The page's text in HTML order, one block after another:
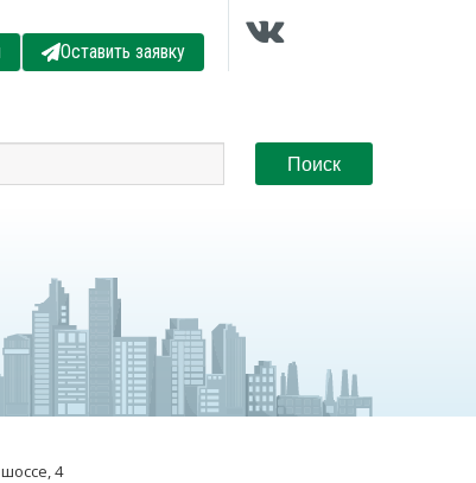
Оставить заявку
4